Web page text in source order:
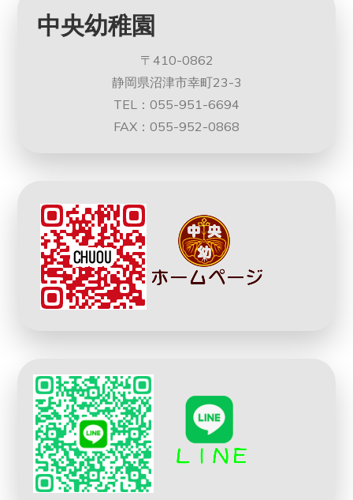
中央幼稚園
〒410-0862
静岡県沼津市幸町23-3
TEL：055-951-6694
FAX：055-952-0868